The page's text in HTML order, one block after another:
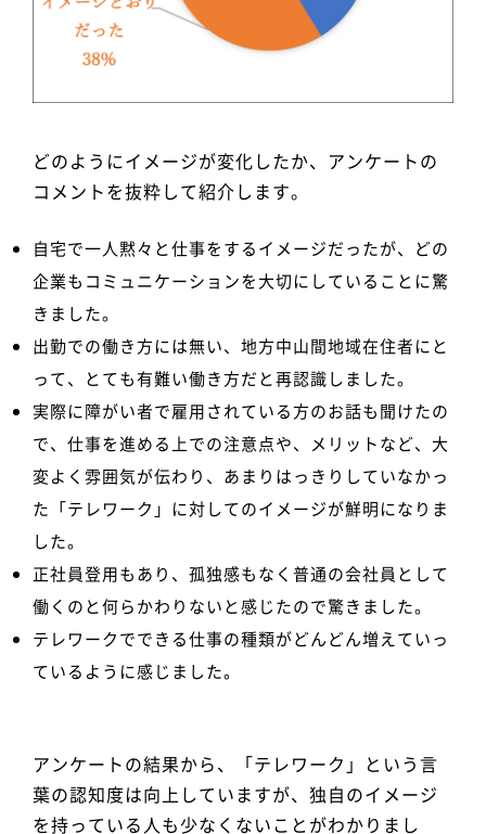
どのようにイメージが変化したか、アンケートの
コメントを抜粋して紹介します。
自宅で一人黙々と仕事をするイメージだったが、どの
企業もコミュニケーションを大切にしていることに驚
きました。
出勤での働き方には無い、地方中山間地域在住者にと
って、とても有難い働き方だと再認識しました。
実際に障がい者で雇用されている方のお話も聞けたの
で、仕事を進める上での注意点や、メリットなど、大
変よく雰囲気が伝わり、あまりはっきりしていなかっ
た「テレワーク」に対してのイメージが鮮明になりま
した。
正社員登用もあり、孤独感もなく普通の会社員として
働くのと何らかわりないと感じたので驚きました。
テレワークでできる仕事の種類がどんどん増えていっ
ているように感じました。
アンケートの結果から、「テレワーク」という言
葉の認知度は向上していますが、独自のイメージ
を持っている人も少なくないことがわかりまし